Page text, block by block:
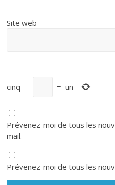
Site web
cinq − = un
Prévenez-moi de tous les
mail.
Prévenez-moi de tous les